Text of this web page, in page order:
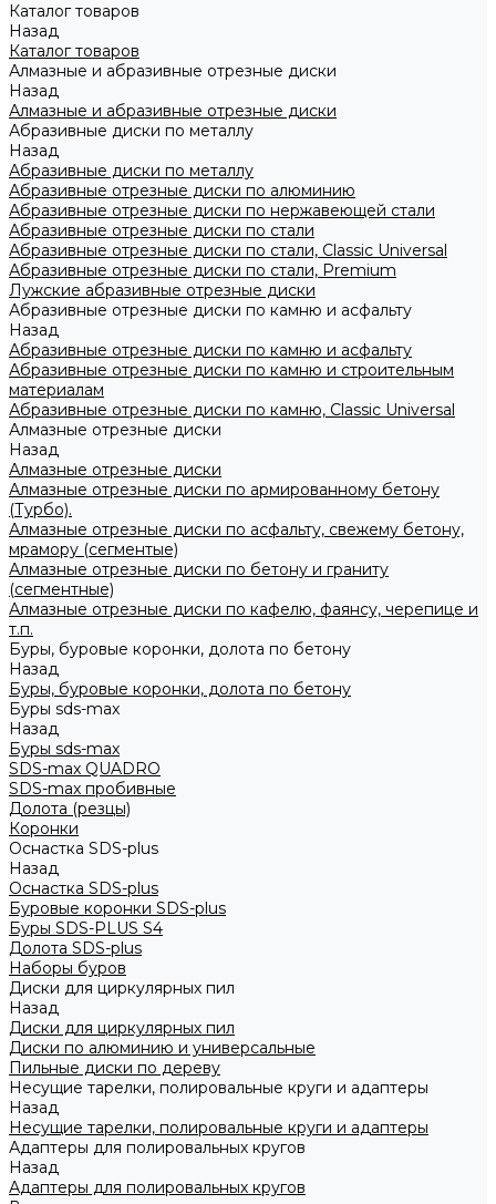
Каталог товаров
Назад
Каталог товаров
Алмазные и абразивные отрезные диски
Назад
Алмазные и абразивные отрезные диски
Абразивные диски по металлу
Назад
Абразивные диски по металлу
Абразивные отрезные диски по алюминию
Абразивные отрезные диски по нержавеющей стали
Абразивные отрезные диски по стали
Абразивные отрезные диски по стали, Classic Universal
Абразивные отрезные диски по стали, Premium
Лужские абразивные отрезные диски
Абразивные отрезные диски по камню и асфальту
Назад
Абразивные отрезные диски по камню и асфальту
Абразивные отрезные диски по камню и строительным
материалам
Абразивные отрезные диски по камню, Classic Universal
Алмазные отрезные диски
Назад
Алмазные отрезные диски
Алмазные отрезные диски по армированному бетону
(Турбо).
Алмазные отрезные диски по асфальту, свежему бетону,
мрамору (сегментые)
Алмазные отрезные диски по бетону и граниту
(сегментные)
Алмазные отрезные диски по кафелю, фаянсу, черепице и
т.п.
Буры, буровые коронки, долота по бетону
Назад
Буры, буровые коронки, долота по бетону
Буры sds-max
Назад
Буры sds-max
SDS-max QUADRO
SDS-max пробивные
Долота (резцы)
Коронки
Оснастка SDS-plus
Назад
Оснастка SDS-plus
Буровые коронки SDS-plus
Буры SDS-PLUS S4
Долота SDS-plus
Наборы буров
Диски для циркулярных пил
Назад
Диски для циркулярных пил
Диски по алюминию и универсальные
Пильные диски по дереву
Несущие тарелки, полировальные круги и адаптеры
Назад
Несущие тарелки, полировальные круги и адаптеры
Адаптеры для полировальных кругов
Назад
Адаптеры для полировальных кругов